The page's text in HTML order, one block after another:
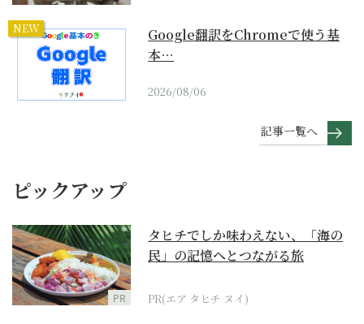
NEW
Google翻訳をChromeで使う基
本…
2026/08/06
記事一覧へ
ピックアップ
PR
タヒチでしか味わえない、「海の
民」の記憶へとつながる旅
PR(エア タヒチ ヌイ)